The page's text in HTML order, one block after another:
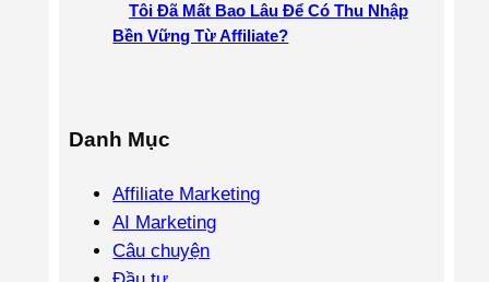
Tôi Đã Mất Bao Lâu Để Có Thu Nhập
Bền Vững Từ Affiliate?
Danh Mục
Affiliate Marketing
AI Marketing
Câu chuyện